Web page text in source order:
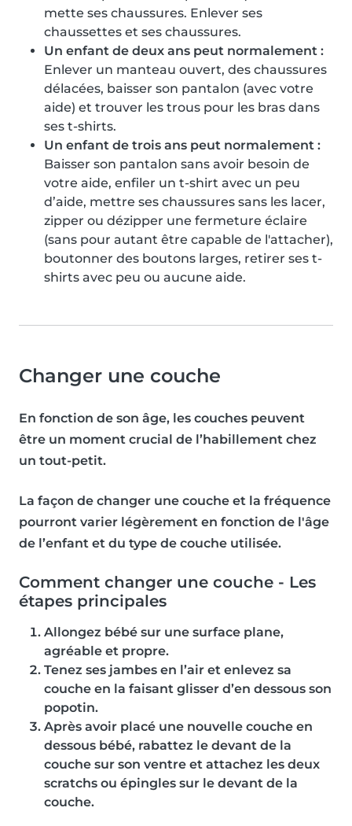
mette ses chaussures. Enlever ses
chaussettes et ses chaussures.
Un enfant de deux ans peut normalement :
Enlever un manteau ouvert, des chaussures
délacées, baisser son pantalon (avec votre
aide) et trouver les trous pour les bras dans
ses t-shirts.
Un enfant de trois ans peut normalement :
Baisser son pantalon sans avoir besoin de
votre aide, enfiler un t-shirt avec un peu
d’aide, mettre ses chaussures sans les lacer,
zipper ou dézipper une fermeture éclaire
(sans pour autant être capable de l'attacher),
boutonner des boutons larges, retirer ses t-
shirts avec peu ou aucune aide.
Changer une couche
En fonction de son âge, les couches peuvent
être un moment crucial de l’habillement chez
un tout-petit.
La façon de changer une couche et la fréquence
pourront varier légèrement en fonction de l'âge
de l’enfant et du type de couche utilisée.
Comment changer une couche - Les
étapes principales
Allongez bébé sur une surface plane,
agréable et propre.
Tenez ses jambes en l’air et enlevez sa
couche en la faisant glisser d’en dessous son
popotin.
Après avoir placé une nouvelle couche en
dessous bébé, rabattez le devant de la
couche sur son ventre et attachez les deux
scratchs ou épingles sur le devant de la
couche.